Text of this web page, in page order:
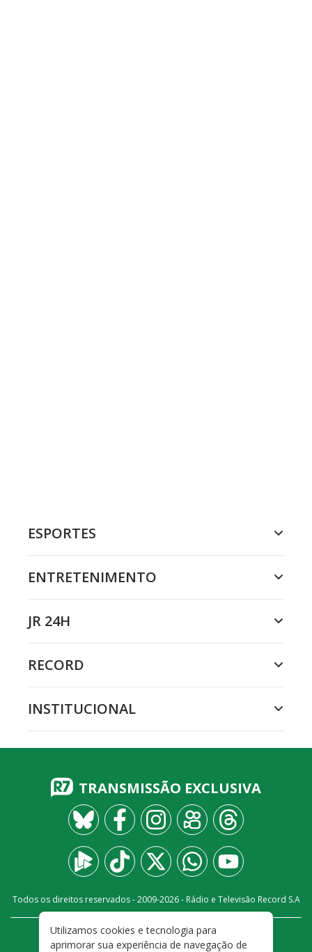
ESPORTES
ENTRETENIMENTO
JR 24H
RECORD
INSTITUCIONAL
TRANSMISSÃO EXCLUSIVA
Todos os direitos reservados - 2009-2026- Rádio e Televisão Record S.A
FALE CONOSCO
PRIVACIDADE
Utilizamos cookies e tecnologia para
aprimorar sua experiência de navegação de